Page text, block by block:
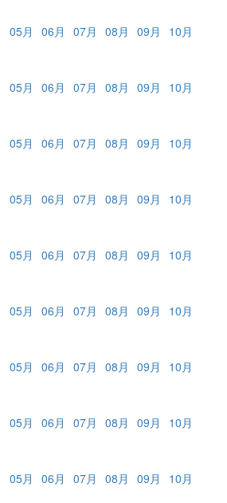
05月 06月 07月 08月 09月
10月
05月 06月 07月 08月 09月
10月
05月 06月 07月 08月 09月
10月
05月 06月 07月 08月 09月
10月
05月 06月 07月 08月 09月
10月
05月 06月 07月 08月 09月
10月
05月 06月 07月 08月 09月
10月
05月 06月 07月 08月 09月
10月
05月 06月 07月 08月 09月
10月